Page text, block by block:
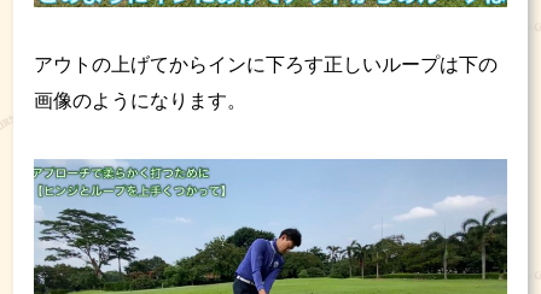
アウトの上げてからインに下ろす正しいループは下の
画像のようになります。